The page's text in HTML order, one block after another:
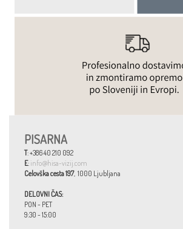
PISARNA
T: +386 40 210 092
E: info@hisa-vizij.com
Celovška cesta 197, 1000 Ljubljana
DELOVNI ČAS:
PON - PET
9:30 - 15:00